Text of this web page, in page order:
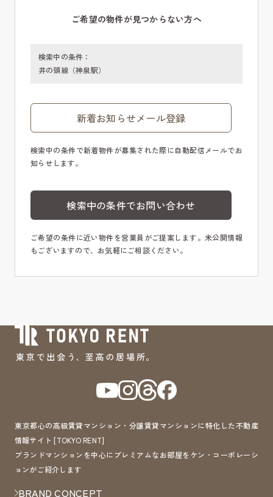
ご希望の物件が見つからない方へ
検索中の条件：
井の頭線（神泉駅）
新着お知らせメール登録
検索中の条件で新着物件が募集された際に自動配信メールでお
知らせします。
検索中の条件でお問い合わせ
ご希望の条件に近い物件を営業員がご提案します。未公開情報
もございますので、お気軽にご相談ください。
東京都心の高級賃貸マンション・分譲賃貸マンションに特化した不動産
情報サイト [TOKYO RENT]
ブランドマンションを中心にプレミアムなお部屋をケン・コーポレーシ
ョンがご紹介します
BRAND CONCEPT